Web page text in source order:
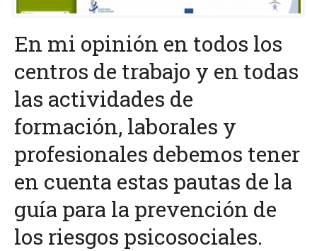
En mi opinión en todos los
centros de trabajo y en todas
las actividades de
formación, laborales y
profesionales debemos tener
en cuenta estas pautas de la
guía para la prevención de
los riesgos psicosociales.